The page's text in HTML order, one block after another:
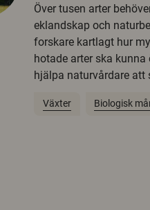
Över tusen arter
eklandskap och
forskare kartlagt hur
hotade arter ska
hjälpa naturvårdare att
Växter Biologisk